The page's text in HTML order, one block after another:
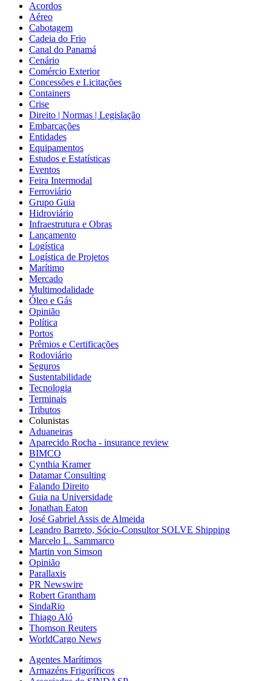
Acordos
Aéreo
Cabotagem
Cadeia do Frio
Canal do Panamá
Cenário
Comércio Exterior
Concessões e Licitações
Containers
Crise
Direito | Normas | Legislação
Embarcações
Entidades
Equipamentos
Estudos e Estatísticas
Eventos
Feira Intermodal
Ferroviário
Grupo Guia
Hidroviário
Infraestrutura e Obras
Lançamento
Logística
Logística de Projetos
Marítimo
Mercado
Multimodalidade
Óleo e Gás
Opinião
Política
Portos
Prêmios e Certificações
Rodoviário
Seguros
Sustentabilidade
Tecnologia
Terminais
Tributos
Colunistas
Aduaneiras
Aparecido Rocha - insurance review
BIMCO
Cynthia Kramer
Datamar Consulting
Falando Direito
Guia na Universidade
Jonathan Eaton
José Gabriel Assis de Almeida
Leandro Barreto, Sócio-Consultor SOLVE Shipping
Marcelo L. Sammarco
Martin von Simson
Opinião
Parallaxis
PR Newswire
Robert Grantham
SindaRio
Thiago Aló
Thomson Reuters
WorldCargo News
Agentes Marítimos
Armazéns Frigoríficos